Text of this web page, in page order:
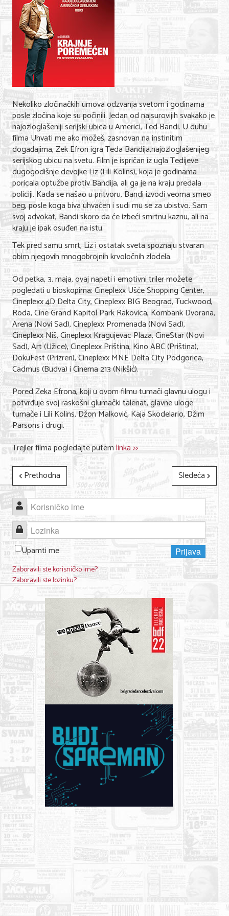
Shopping
Sve za venčanje
Sve za decu
Gastronomija
Kuća i bašta
Zdravlje i medicina
Sport i rekreacija
Hobi i razonoda
ADRESAR
Posao
Usluge
Nega lica i tela
Shopping
Sve za venčanje
Sve za decu
Kuća i bašta
Gastronomija
Sport i rekreacija
Zdravlje i medicina
Hobi i razonoda
UPIS FIRMI
MARKETING
KONTAKT
O NAMA
Nekoliko zločinačkih umova odzvanja svetom i godinama
posle zločina koje su počinili. Jedan od najsurovijih svakako je
najozloglašeniji serijski ubica u Americi, Ted Bandi. U duhu
filma Uhvati me ako možeš, zasnovan na instinitim
događajima, Zek Efron igra Teda Bandija,najozloglašenijeg
serijskog ubicu na svetu. Film je ispričan iz ugla Tedijeve
dugogodišnje devojke Liz (Lili Kolins), koja je godinama
poricala optužbe protiv Bandija, ali ga je na kraju predala
policiji. Kada se našao u pritvoru, Bandi izvodi veoma smeo
beg, posle koga biva uhvaćen i sudi mu se za ubistvo. Sam
svoj advokat, Bandi skoro da će izbeći smrtnu kaznu, ali na
kraju je ipak osuđen na istu.
Tek pred samu smrt, Liz i ostatak sveta spoznaju stvaran
obim njegovih mnogobrojnih krvoločnih zlodela.
Od petka, 3. maja, ovaj napeti i emotivni triler možete
pogledati u bioskopima: Cineplexx Ušće Shopping Center,
Cineplexx 4D Delta City, Cineplexx BIG Beograd, Tuckwood,
Roda, Cine Grand Kapitol Park Rakovica, Kombank Dvorana,
Arena (Novi Sad), Cineplexx Promenada (Novi Sad),
Cineplexx Niš, Cineplexx Kragujevac Plaza, CineStar (Novi
Sad), Art (Užice), Cineplexx Priština, Kino ABC (Priština),
DokuFest (Prizren), Cineplexx MNE Delta City Podgorica,
Cadmus (Budva) i Cinema 213 (Nikšić).
Pored Zeka Efrona, koji u ovom filmu tumači glavnu ulogu i
potvrđuje svoj raskošni glumački talenat, glavne uloge
tumače i Lili Kolins, Džon Malković, Kaja Skodelario, Džim
Parsons i drugi.
Trejler filma pogledajte putemlinka >>
Prethodna
Sledeća
Korisničko ime
Lozinka
Upamti me
Prijava
Zaboravili ste korisničko ime?
Zaboravili ste lozinku?